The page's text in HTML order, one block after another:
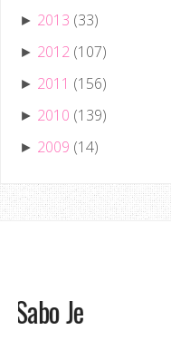
► 2013 (33)
► 2012 (107)
► 2011 (156)
► 2010 (139)
► 2009 (14)
Best,